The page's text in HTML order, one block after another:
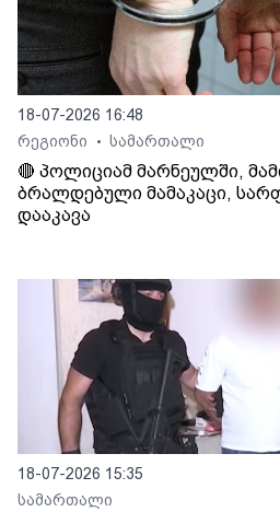
18-07-2026 16:48
რეგიონი
• სამართალი
🔴 პოლიციამ მარნეულში,
ბრალდებული მამაკაცი,
დააკავა
18-07-2026 15:35
სამართალი